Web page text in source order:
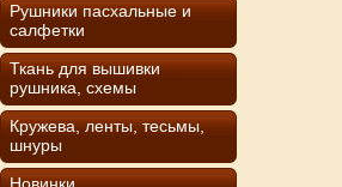
Рушники пасхальные и
салфетки
Ткань для вышивки
рушника, схемы
Кружева, ленты, тесьмы,
шнуры